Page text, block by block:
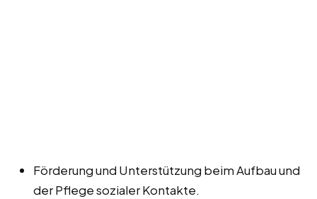
Förderung und Unterstützung beim Aufbau und
der Pflege sozialer Kontakte.